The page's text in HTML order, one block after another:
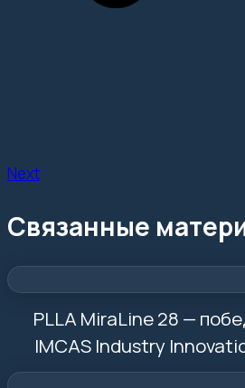
Next
Связанные
PLLA MiraLine 28 —
IMCAS Industry